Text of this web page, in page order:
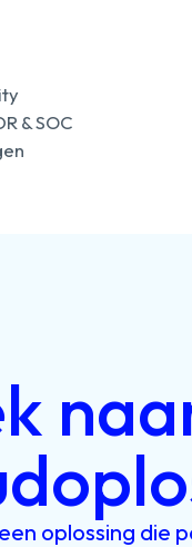
& SOC
een oplossing die